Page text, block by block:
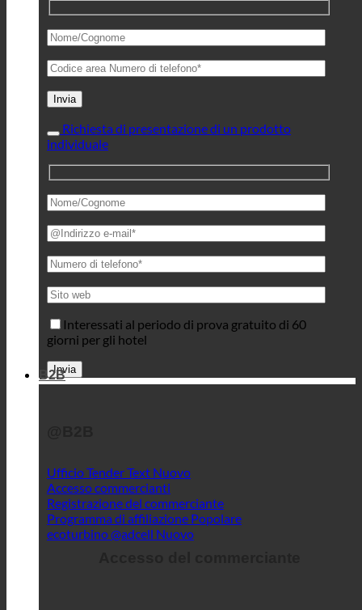
Richiesta di presentazione di un prodotto
individuale
Interessati al periodo di prova gratuito di 60
giorni per gli hotel
B2B
Ufficio Tender Text
Accesso commercianti
Registrazione del commerciante
Programma di affiliazione
ecoturbino @adcell